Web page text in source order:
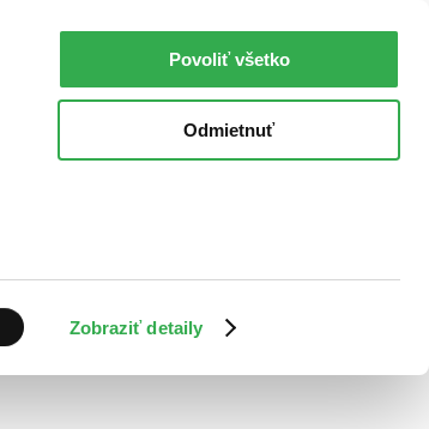
Zobraziť detaily
Povoliť všetko
Odmietnuť